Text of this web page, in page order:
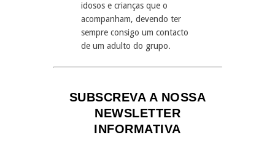
idosos e crianças que o
acompanham, devendo ter
sempre consigo um contacto
de um adulto do grupo.
SUBSCREVA A NOSSA
NEWSLETTER
INFORMATIVA